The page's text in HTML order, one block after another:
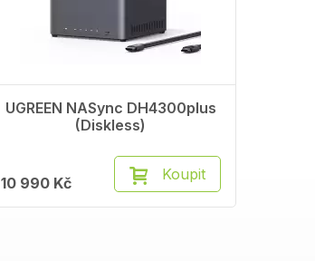
UGREEN NASync DH4300plus
(Diskless)
10 990 Kč Koupit